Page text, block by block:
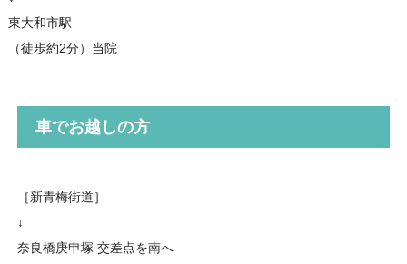
東大和市駅
（徒歩約2分）当院
車でお越しの方
［新青梅街道］
↓
奈良橋庚申塚 交差点を南へ